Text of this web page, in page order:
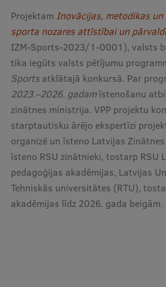
International Cooperation
Research Services
Research Projects
Research Breakfast
Completed projects
Vertically Integrated Projects
Scientific Conferences
Innovation Centre
Projektam Inovācijas, metodikas
sporta nozares attīstībai un
IZM-Sports-2023/1-0001), valsts
tika iegūts valsts pētījumu
Sportsatklātajā konkursā. Par
2023.–2026. gadamīstenošanu
zinātnes ministrija. VPP projektu
starptautisku ārējo ekspertīzi
organizē un īsteno Latvijas
īsteno RSU zinātnieki, tostarp RSU
pedagoģijas akadēmijas, Latvijas
Tehniskās universitātes (RTU),
akadēmijas līdz 2026. gada beigām.